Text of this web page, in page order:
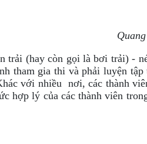
trải (hay còn gọi là bơi trải) -
tham gia thi và phải luyện
với nhiều nơi, các thành
hợp lý của các thành viên